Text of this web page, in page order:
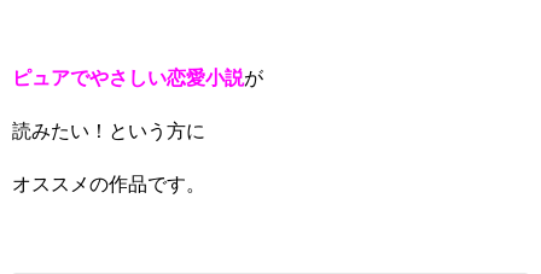
ピュアでやさしい恋愛小説が
読みたい！という方に
オススメの作品です。